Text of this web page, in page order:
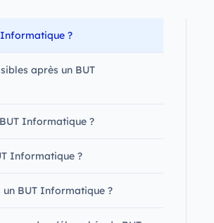
?
après un BUT
Informatique ?
Informatique ?
BUT Informatique ?